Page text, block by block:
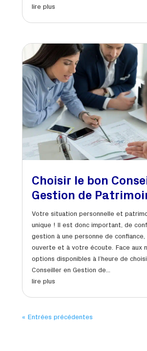
lire plus
Choisir le bon
Gestion de
Votre situation personnelle et
unique ! Il est donc important, de
gestion à une personne de
ouverte et à votre écoute. Face aux
options disponibles à l’heure de
Conseiller en Gestion de...
lire plus
« Entrées précédentes